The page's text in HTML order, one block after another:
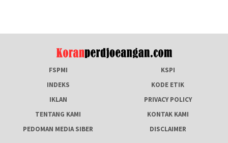
FSPMI
KSPI
INDEKS
KODE ETIK
IKLAN
PRIVACY POLICY
TENTANG KAMI
KONTAK KAMI
PEDOMAN MEDIA SIBER
DISCLAIMER